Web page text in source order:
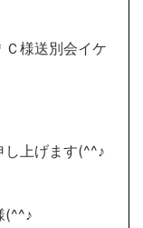
様送別会イケ
し上げます(^^♪
(^^♪